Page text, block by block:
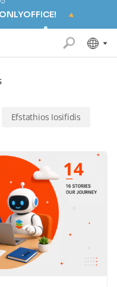
Efstathios Iosifidis